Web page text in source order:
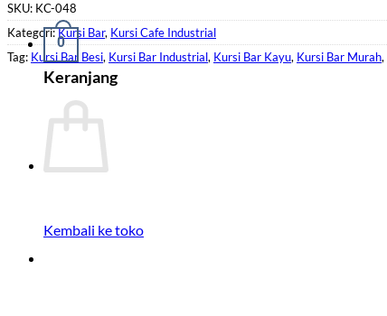
0
Keranjang
Kembali ke toko
SKU: KC-048
Kategori:Kursi Bar, Kursi Cafe Industrial
Tag: Kursi Bar Besi, Kursi Bar Industrial, Kursi Bar Kayu, Kursi Bar Murah,